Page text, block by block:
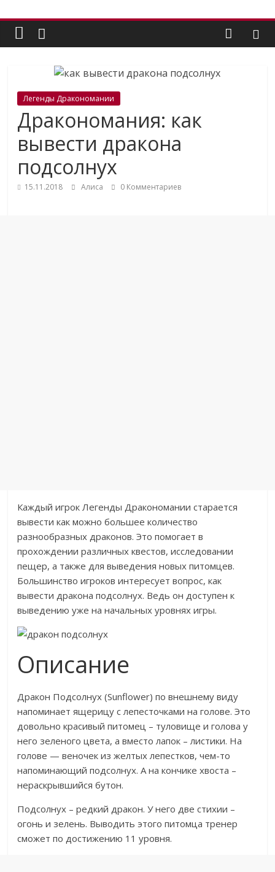
Легенды Дракономании
Дракономания: как
вывести дракона
подсолнух
15.11.2018 Алиса 0 Комментариев
Каждый игрок Легенды Дракономании старается
вывести как можно большее количество
разнообразных драконов. Это помогает в
прохождении различных квестов, исследовании
пещер, а также для выведения новых питомцев.
Большинство игроков интересует вопрос, как
вывести дракона подсолнух. Ведь он доступен к
выведению уже на начальных уровнях игры.
Описание
Дракон Подсолнух (Sunflower) по внешнему виду
напоминает ящерицу с лепесточками на голове. Это
довольно красивый питомец – туловище и голова у
него зеленого цвета, а вместо лапок – листики. На
голове — веночек из желтых лепестков, чем-то
напоминающий подсолнух. А на кончике хвоста –
нераскрывшийся бутон.
Подсолнух – редкий дракон. У него две стихии –
огонь и зелень. Выводить этого питомца тренер
сможет по достижению 11 уровня.